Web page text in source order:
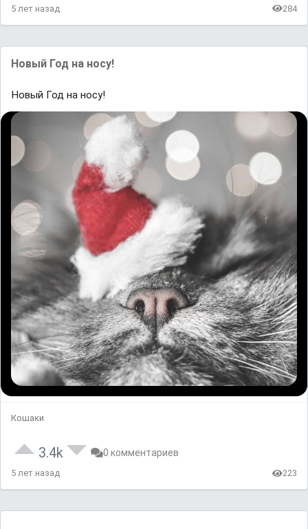
5 лет назад 284
Новый Год на носу!
Новый Год на носу!
Кошаки
3.4k 0 комментариев
5 лет назад 223